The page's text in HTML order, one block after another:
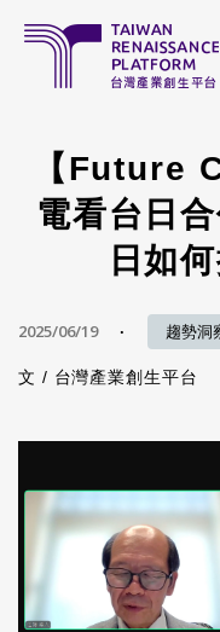
【Future
電看台日
日如
2025/06/19 趨勢洞
文 / 台灣產業創生平台